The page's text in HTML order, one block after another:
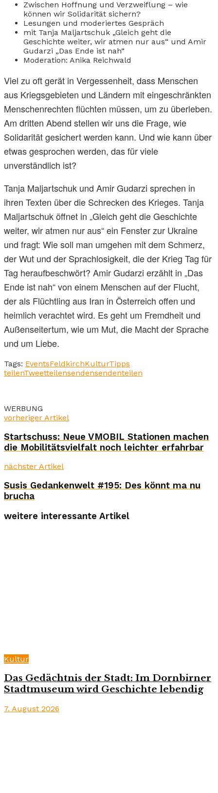
Zwischen Hoffnung und Verzweiflung – wie
können wir Solidarität sichern?
Lesungen und moderiertes Gespräch
mit Tanja Maljartschuk „Gleich geht die
Geschichte weiter, wir atmen nur aus“ und Amir
Gudarzi „Das Ende ist nah“
Moderation: Anika Reichwald
Viel zu oft gerät in Vergessenheit, dass Menschen
aus Kriegsgebieten und Ländern mit eingeschränkten
Menschenrechten flüchten müssen, um zu überleben.
Am dritten Abend stellen wir uns die Frage, wie
Solidarität gesichert werden kann. Und wie kann über
etwas gesprochen werden, das für viele
unverständlich ist?
Tanja Maljartschuk und Amir Gudarzi sprechen in
ihren Texten über die Schrecken des Krieges. Tanja
Maljartschuk öffnet in „Gleich geht die Geschichte
weiter, wir atmen nur aus“ ein Fenster zur Ukraine
und fragt: Wie soll man umgehen mit dem Schmerz,
der Wut und der Sprachlosigkeit, die der Krieg Tag für
Tag heraufbeschwört? Amir Gudarzi erzählt in „Das
Ende ist nah“ von einem Menschen auf der Flucht,
der als Flüchtling aus Iran in Österreich offen und
heimlich verachtet wird. Es geht um Fremdheit und
Außenseitertum, wie um Mut, die Macht der Sprache
und um Liebe.
Tags: EventsFeldkirchKulturTipps
teilenTweetteilensendensendenteilen
WERBUNG
vorheriger Artikel
Startschuss: Neue VMOBIL Stationen machen
die Mobilitätsvielfalt noch leichter erfahrbar
nächster Artikel
Susis Gedankenwelt #195: Des könnt ma nu
brucha
weitere interessante Artikel
Kultur
Das Gedächtnis der Stadt: Im Dornbirner
Stadtmuseum wird Geschichte lebendig
7. August 2026